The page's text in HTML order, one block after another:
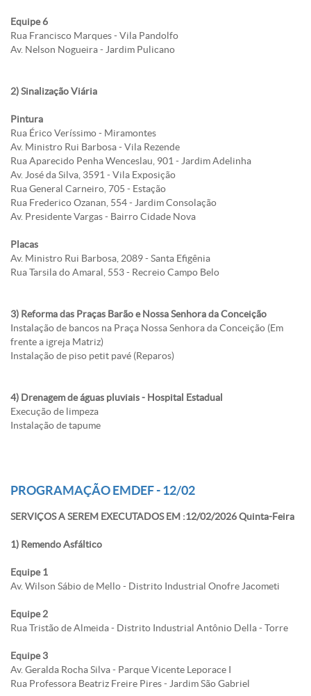
Equipe 6
Rua Francisco Marques - Vila Pandolfo
Av. Nelson Nogueira - Jardim Pulicano
2) Sinalização Viária
Pintura
Rua Érico Veríssimo - Miramontes
Av. Ministro Rui Barbosa - Vila Rezende
Rua Aparecido Penha Wenceslau, 901 - Jardim Adelinha
Av. José da Silva, 3591 - Vila Exposição
Rua General Carneiro, 705 - Estação
Rua Frederico Ozanan, 554 - Jardim Consolação
Av. Presidente Vargas - Bairro Cidade Nova
Placas
Av. Ministro Rui Barbosa, 2089 - Santa Efigênia
Rua Tarsila do Amaral, 553 - Recreio Campo Belo
3) Reforma das Praças Barão e Nossa Senhora da Conceição
Instalação de bancos na Praça Nossa Senhora da Conceição (Em
frente a igreja Matriz)
Instalação de piso petit pavé (Reparos)
4) Drenagem de águas pluviais - Hospital Estadual
Execução de limpeza
Instalação de tapume
PROGRAMAÇÃO EMDEF - 12/02
SERVIÇOS A SEREM EXECUTADOS EM :12/02/2026 Quinta-Feira
1) Remendo Asfáltico
Equipe 1
Av. Wilson Sábio de Mello - Distrito Industrial Onofre Jacometi
Equipe 2
Rua Tristão de Almeida - Distrito Industrial Antônio Della - Torre
Equipe 3
Av. Geralda Rocha Silva - Parque Vicente Leporace I
Rua Professora Beatriz Freire Pires - Jardim São Gabriel